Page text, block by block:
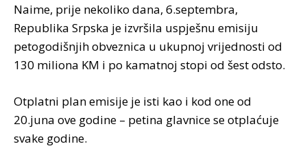
Naime, prije nekoliko dana, 6.septembra,
Republika Srpska je izvršila uspješnu emisiju
petogodišnjih obveznica u ukupnoj vrijednosti od
130 miliona KM i po kamatnoj stopi od šest odsto.
Otplatni plan emisije je isti kao i kod one od
20.juna ove godine – petina glavnice se otplaćuje
svake godine.